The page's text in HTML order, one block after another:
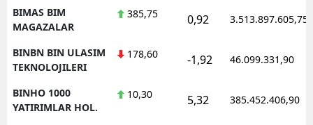
BIMAS BIM
MAGAZALAR
385,75 0,92 3.513.897.605,75
BINBN BIN ULASIM
TEKNOLOJILERI
178,60 -1,92 46.099.331,90
BINHO 1000
YATIRIMLAR HOL.
10,30 5,32 385.452.406,90